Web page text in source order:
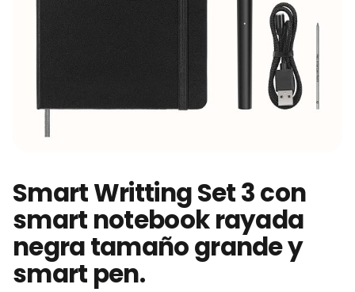
Smart Writting Set 3 con
smart notebook rayada
negra tamaño grande y
smart pen.